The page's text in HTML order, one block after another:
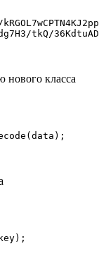
tkQ/
класса